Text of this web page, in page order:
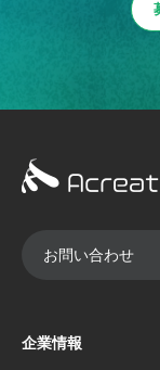
お問い合わせ
企業情報